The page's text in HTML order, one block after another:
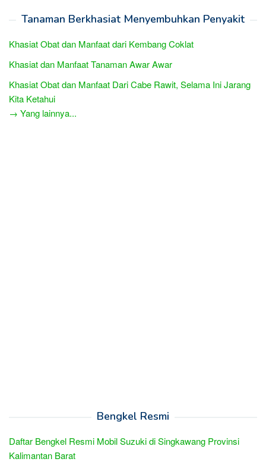
Tanaman Berkhasiat Menyembuhkan Penyakit
Khasiat Obat dan Manfaat dari Kembang Coklat
Khasiat dan Manfaat Tanaman Awar Awar
Khasiat Obat dan Manfaat Dari Cabe Rawit, Selama Ini Jarang
Kita Ketahui
→ Yang lainnya...
Bengkel Resmi
Daftar Bengkel Resmi Mobil Suzuki di Singkawang Provinsi
Kalimantan Barat